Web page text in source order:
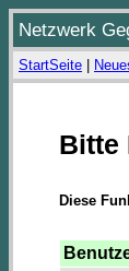
Netzwerk
StartSeite
Bitte
Diese